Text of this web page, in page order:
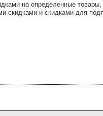
на определенные
скидками и скидками для